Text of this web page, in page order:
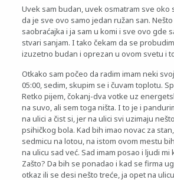
Uvek sam budan, uvek osmatram sve oko
da je sve ovo samo jedan ružan san.
saobraćajka i ja sam u komi i sve ovo gde
stvari sanjam. I tako čekam da se
izuzetno budan i oprezan u ovom svetu i
Otkako sam počeo da radim imam neki
05:00, sedim, skupim se i čuvam toplotu.
Retko pijem, čokanj-dva votke uz
na suvo, ali sem toga ništa. I to je i
na ulici a čist si, jer na ulici svi uzimaju
psihičkog bola. Kad bih imao novac za
sedmicu na lotou, na istom ovom mestu
na ulicu sad već. Sad imam posao i ljudi mi
Zašto? Da bih se ponadao i kad se firma
otkaz ili se desi nešto treće, ja opet na